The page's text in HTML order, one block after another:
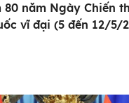
80 năm Ngày Chiến
vĩ đại (5 đến 12/5/